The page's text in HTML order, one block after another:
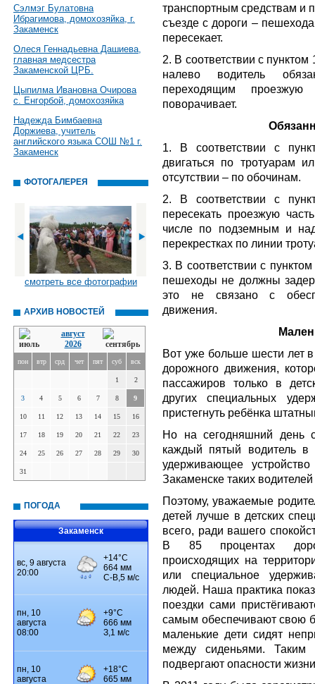
Сэлмэг Булатовна
Ибрагимова, домохозяйка, г.
Закаменск
Олеся Геннадьевна Дашиева,
главная медсестра
Закаменской ЦРБ.
Цыпилма Ивановна Очирова
с. Енгорбой, домохозяйка
Надежда Бимбаевна
Доржиева, учитель
английского языка СОШ №1 г.
Закаменск
ФОТОГАЛЕРЕЯ
смотреть все фотографии
АРХИВ НОВОСТЕЙ
август
2026
пон втр срд чет пят суб вск
1 2
3 4 5 6 7 8 9
10 11 12 13 14 15 16
17 18 19 20 21 22 23
24 25 26 27 28 29 30
31
ПОГОДА
Закаменск
транспортным средствам и
съезде с дороги –
пересекает.
2. В соответствии с
налево водитель
переходящим
поворачивает.
1. В соответствии с
двигаться по тротуарам
отсутствии – по обочинам.
2. В соответствии с
пересекать проезжую
числе по подземным и
перекрестках по линии
3. В соответствии с
пешеходы не должны
это не связано с
движения.
Вот уже больше шести лет
дорожного движения,
пассажиров только в
других специальных
пристегнуть ребёнка
Но на сегодняшний день
каждый пятый водитель в
удерживающее
Закаменске таких
Поэтому, уважаемые
детей лучше в детских
всего, ради вашего
В 85 процентах
происходящих на
или специальное
людей. Наша практика
поездки сами
самым обеспечивают свою
маленькие дети сидят
между сиденьями. Таким
подвергают опасности